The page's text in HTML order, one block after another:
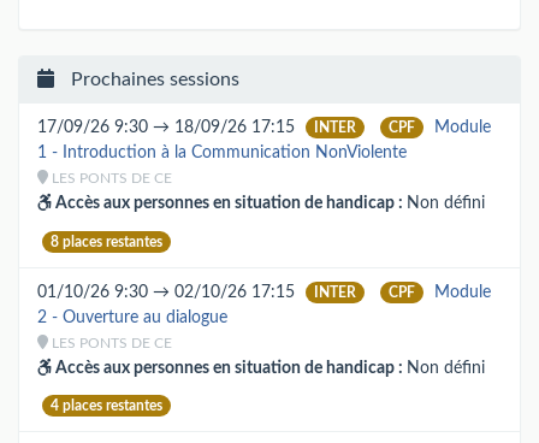
Prochaines sessions
17/09/26 9:30 → 18/09/26 17:15 INTER CPF
Module
1 - Introduction à la Communication NonViolente
LES PONTS DE CE
Accès aux personnes en situation de handicap : Non défini
8 places restantes
01/10/26 9:30 → 02/10/26 17:15 INTER CPF
Module
2 - Ouverture au dialogue
LES PONTS DE CE
Accès aux personnes en situation de handicap : Non défini
4 places restantes